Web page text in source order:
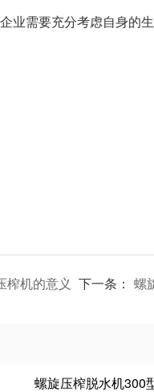
业需要充分考虑自身的
榨机的意义 下一条： 螺